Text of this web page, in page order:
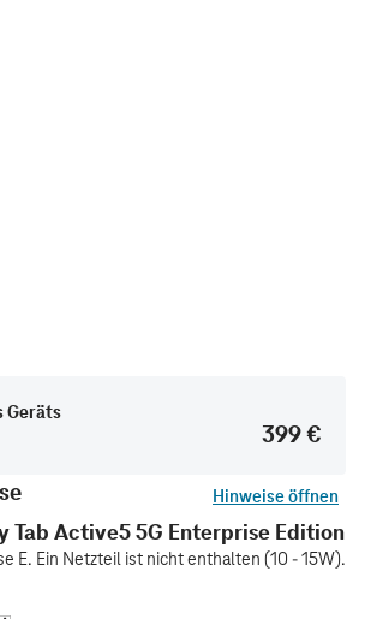
Geräts
399 €
Hinweise öffnen
Tab Active5 5G Enterprise Edition
E. Ein Netzteil ist nicht enthalten (10 - 15W).